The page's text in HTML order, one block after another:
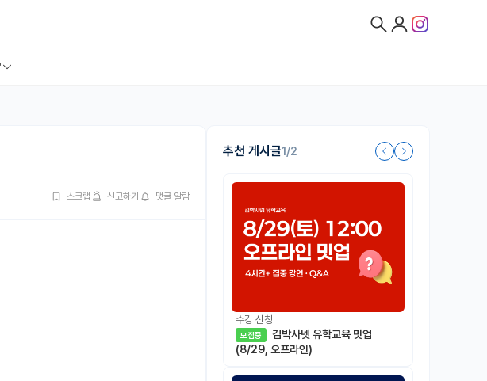
추천 게시글1/2
수강 신청
모집중
(8/29, 오프라인)
스크랩 신고하기 댓글 알람